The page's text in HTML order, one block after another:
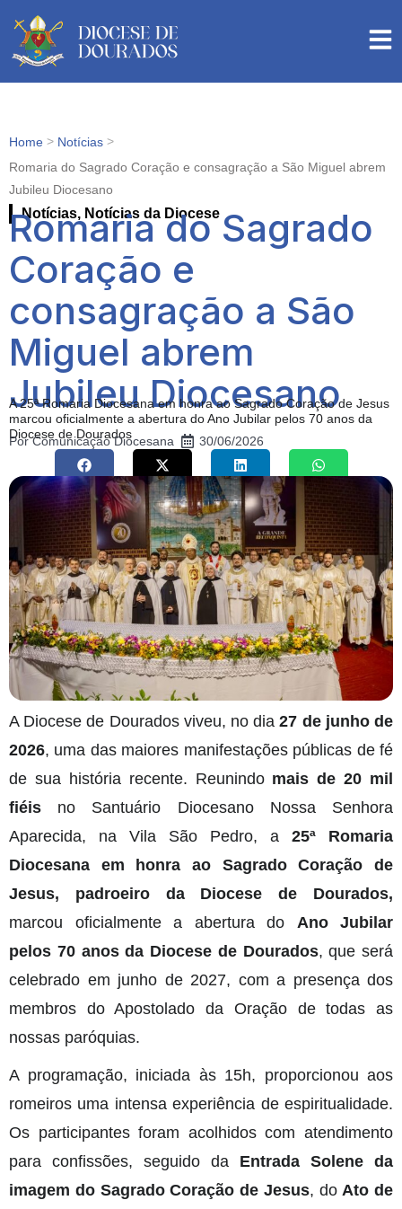
Home > Notícias >
Romaria do Sagrado Coração e consagração a São Miguel abrem
Jubileu Diocesano
Notícias, Notícias da Diocese
Romaria do Sagrado
Coração e
consagração a São
Miguel abrem
Jubileu Diocesano
A 25ª Romaria Diocesana em honra ao Sagrado Coração de Jesus
marcou oficialmente a abertura do Ano Jubilar pelos 70 anos da
Diocese de Dourados
PorComunicação Diocesana 30/06/2026
A Diocese de Dourados viveu, no dia27 de junho de
2026, uma das maiores manifestações públicas de fé
de sua história recente. Reunindo mais de 20 mil
fiéis no Santuário Diocesano Nossa Senhora
Aparecida, na Vila São Pedro, a 25ª Romaria
Diocesana em honra ao Sagrado Coração de
Jesus, padroeiro da Diocese de Dourados,
marcou oficialmente a abertura do Ano Jubilar
pelos 70 anos da Diocese de Dourados, que será
celebrado em junho de 2027, com a presença dos
membros do Apostolado da Oração de todas as
nossas paróquias.
A programação, iniciada às 15h, proporcionou aos
romeiros uma intensa experiência de espiritualidade.
Os participantes foram acolhidos com atendimento
para confissões, seguido da Entrada Solene da
imagem do Sagrado Coração de Jesus, do Ato de